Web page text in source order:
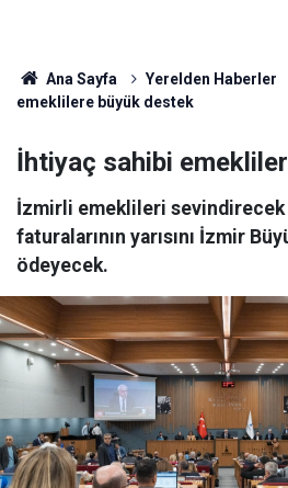
Ana Sayfa Yerelden Haberler
emeklilere büyük destek
İhtiyaç sahibi
İzmirli emeklileri sevindirecek
faturalarının yarısını İzmir
ödeyecek.